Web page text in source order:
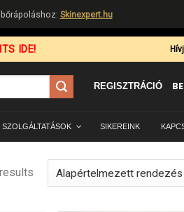
IDE!
REGISZTRÁCIÓ
SZOLGÁLTATÁSOK SIKEREINK
Skinexpert.hu